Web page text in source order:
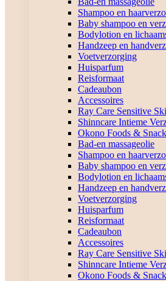
Shampoo en
Baby shampoo en
Bodylotion en
Handzeep en
Voetverzorging
Huisparfum
Reisformaat
Cadeaubon
Accessoires
Ray Care Sensitive
Shinncare Intieme
Okono Foods &
Bad-en massageolie
Shampoo en
Baby shampoo en
Bodylotion en
Handzeep en
Voetverzorging
Huisparfum
Reisformaat
Cadeaubon
Accessoires
Ray Care Sensitive
Shinncare Intieme
Okono Foods &